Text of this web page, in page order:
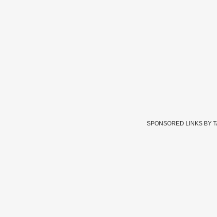
SPONSORED LINKS BY